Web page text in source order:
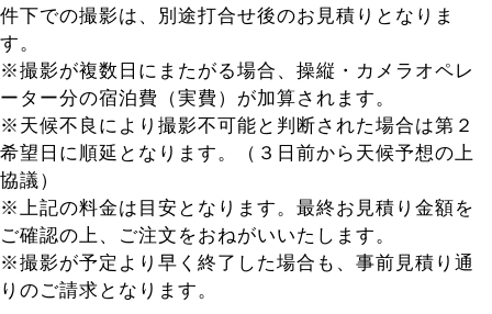
件下での撮影は、別途打合せ後のお見積りとなりま
す。
※撮影が複数日にまたがる場合、操縦・カメラオペレ
ーター分の宿泊費（実費）が加算されます。
※天候不良により撮影不可能と判断された場合は第２
希望日に順延となります。（３日前から天候予想の上
協議）
※上記の料金は目安となります。最終お見積り金額を
ご確認の上、ご注文をおねがいいたします。
※撮影が予定より早く終了した場合も、事前見積り通
りのご請求となります。